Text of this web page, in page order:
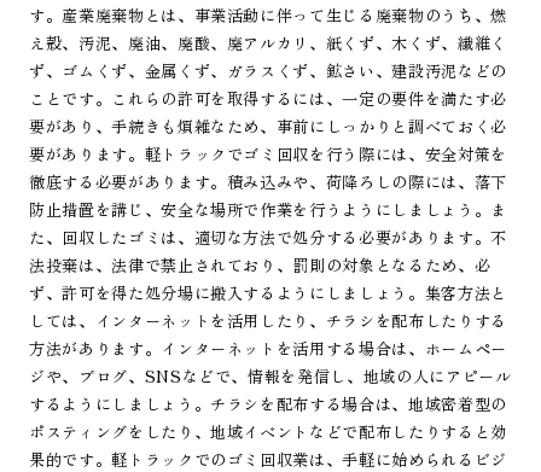
す。産業廃棄物とは、事業活動に伴って生じる廃棄物のうち、燃
え殻、汚泥、廃油、廃酸、廃アルカリ、紙くず、木くず、繊維く
ず、ゴムくず、金属くず、ガラスくず、鉱さい、建設汚泥などの
ことです。これらの許可を取得するには、一定の要件を満たす必
要があり、手続きも煩雑なため、事前にしっかりと調べておく必
要があります。軽トラックでゴミ回収を行う際には、安全対策を
徹底する必要があります。積み込みや、荷降ろしの際には、落下
防止措置を講じ、安全な場所で作業を行うようにしましょう。ま
た、回収したゴミは、適切な方法で処分する必要があります。不
法投棄は、法律で禁止されており、罰則の対象となるため、必
ず、許可を得た処分場に搬入するようにしましょう。集客方法と
しては、インターネットを活用したり、チラシを配布したりする
方法があります。インターネットを活用する場合は、ホームペー
ジや、ブログ、SNSなどで、情報を発信し、地域の人にアピール
するようにしましょう。チラシを配布する場合は、地域密着型の
ポスティングをしたり、地域イベントなどで配布したりすると効
果的です。軽トラックでのゴミ回収業は、手軽に始められるビジ